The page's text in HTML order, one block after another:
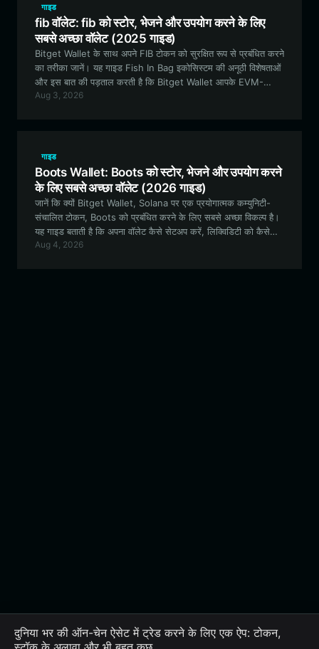
गाइड
fib वॉलेट: fib को स्टोर, भेजने और उपयोग करने के लिए
सबसे अच्छा वॉलेट (2025 गाइड)
Bitget Wallet के साथ अपने FIB टोकन को सुरक्षित रूप से प्रबंधित करने
का तरीका जानें। यह गाइड Fish In Bag इकोसिस्टम की अनूठी विशेषताओं
और इस बात की पड़ताल करती है कि Bitget Wallet आपके EVM-
आधारित मीम एसेट के लिए सबसे अच्छा विकल्प क्यों है।
Aug 3, 2026
गाइड
Boots Wallet: Boots को स्टोर, भेजने और उपयोग करने
के लिए सबसे अच्छा वॉलेट (2026 गाइड)
जानें कि क्यों Bitget Wallet, Solana पर एक प्रयोगात्मक कम्युनिटी-
संचालित टोकन, Boots को प्रबंधित करने के लिए सबसे अच्छा विकल्प है।
यह गाइड बताती है कि अपना वॉलेट कैसे सेटअप करें, लिक्विडिटी को कैसे
मैनेज करें, और सुरक्षित रूप से Boots इकोसिस्टम में कैसे भाग लें।
Aug 4, 2026
दुनिया भर की ऑन-चेन ऐसेट में ट्रेड करने के लिए एक ऐप: टोकन,